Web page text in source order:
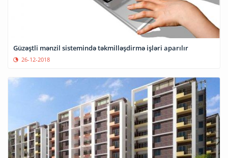
Güzəştli mənzil sistemində təkmilləşdirmə işləri aparılır
26-12-2018